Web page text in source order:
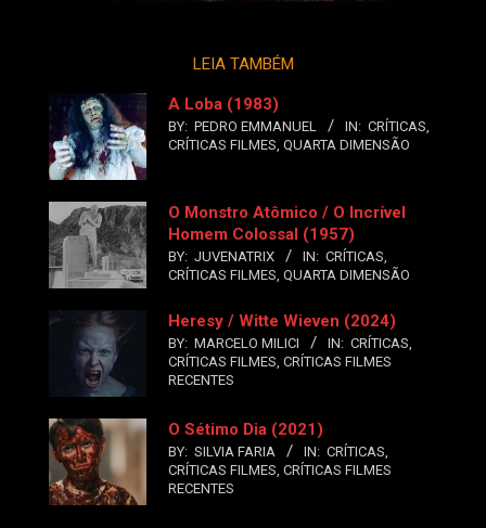
LEIA TAMBÉM
A Loba (1983)
BY: PEDRO EMMANUEL IN: CRÍTICAS,
CRÍTICAS FILMES, QUARTA DIMENSÃO
O Monstro Atômico / O Incrível
Homem Colossal (1957)
BY: JUVENATRIX IN: CRÍTICAS,
CRÍTICAS FILMES, QUARTA DIMENSÃO
Heresy / Witte Wieven (2024)
BY: MARCELO MILICI IN: CRÍTICAS,
CRÍTICAS FILMES, CRÍTICAS FILMES
RECENTES
O Sétimo Dia (2021)
BY: SILVIA FARIA IN: CRÍTICAS,
CRÍTICAS FILMES, CRÍTICAS FILMES
RECENTES